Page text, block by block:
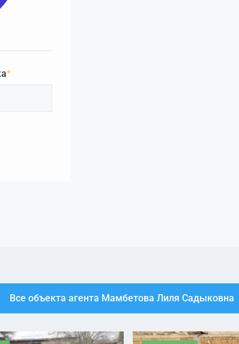
*
Все объекта агента Мамбетова Лиля Садыковна